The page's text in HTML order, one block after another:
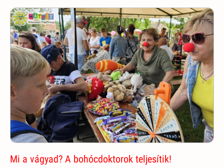
Mi a vágyad? A bohócdoktorok teljesítik!